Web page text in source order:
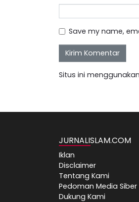
Save my name,
Situs ini
JURNALISLAM.COM
Iklan
Disclaimer
Tentang Kami
Pedoman Media Siber
Dukung Kami